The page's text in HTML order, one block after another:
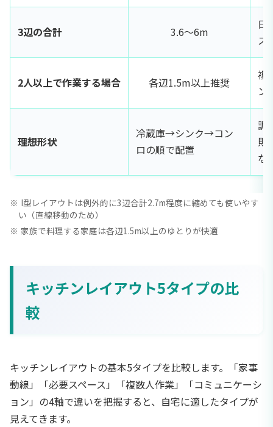
3辺の合計 3.6〜6m
日
ス
2人以上で作業する場合 各辺1.5m以上推奨
複
ン
理想形状
冷蔵庫→シンク→コン
ロの順で配置
調
則
な
I型レイアウトは例外的に3辺合計2.7m程度に縮めても使いやす
い（直線移動のため）
家族で料理する家庭は各辺1.5m以上のゆとりが快適
キッチンレイアウト5タイプの比
較
キッチンレイアウトの基本5タイプを比較します。「家事
動線」「必要スペース」「複数人作業」「コミュニケーシ
ョン」の4軸で違いを把握すると、自宅に適したタイプが
見えてきます。